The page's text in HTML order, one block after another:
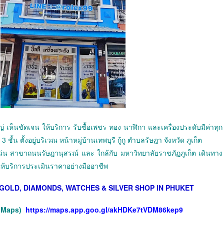
เห็นชัดเจน ให้บริการ รับซื้อเพชร ทอง นาฬิกา และเครื่องประดับมีค่าทุก
ชั้น ตั้งอยู่บริเวณ หน้าหมู่บ้านเทพบุรี กู้กู ตำบลรัษฎา จังหวัด ภูเก็ต
น สาขาถนนรัษฎานุสรณ์ และ ใกล้กับ มหาวิทยาลัยราชภัฏภูเก็ต เดินทาง
บริการประเมินราคาอย่างมืออาชีพ
DIAMONDS, WATCHES & SILVER SHOP IN PHUKET
https://maps.app.goo.gl/akHDKe7tVDM86kep9